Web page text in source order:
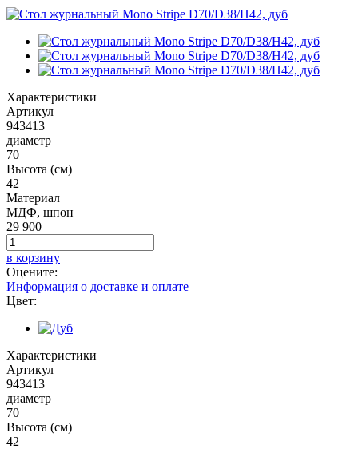
Характеристики
Артикул
943413
диаметр
70
Высота (см)
42
Материал
МДФ, шпон
29 900
в корзину
Оцените:
Информация о доставке и оплате
Цвет:
Характеристики
Артикул
943413
диаметр
70
Высота (см)
42